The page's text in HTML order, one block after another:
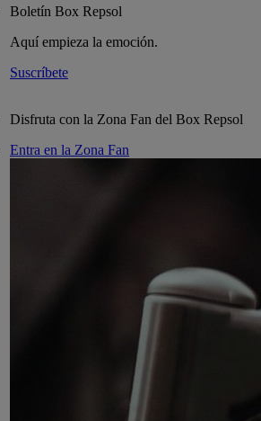
Boletín Box Repsol
Aquí empieza la emoción.
Suscríbete
Disfruta con la Zona Fan del Box Repsol
Entra en la Zona Fan